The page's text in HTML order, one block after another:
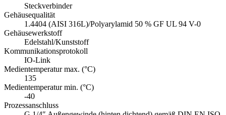
Steckverbinder
Gehäusequalität
1.4404 (AISI 316L)/Polyarylamid 50 % GF UL 94 V-0
Gehäusewerkstoff
Edelstahl/Kunststoff
Kommunikationsprotokoll
IO-Link
Medientemperatur max. (°C)
135
Medientemperatur min. (°C)
-40
Prozessanschluss